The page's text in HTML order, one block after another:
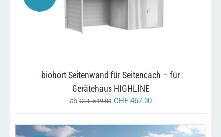
DIESES
PRODUKT
WEIST
OPTIONEN
KÖNNEN
AUF
DER
WERDEN
DETAILS
biohort Seitenwand für Seitendach – für
Gerätehaus HIGHLINE
abCHF519.00 CHF467.00